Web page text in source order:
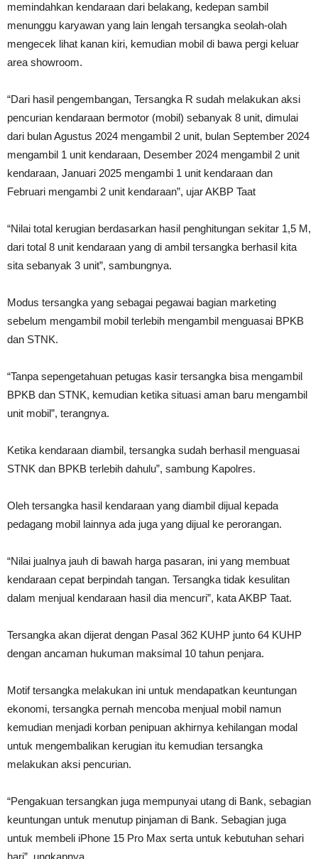
memindahkan kendaraan dari belakang, kedepan sambil
menunggu karyawan yang lain lengah tersangka seolah-olah
mengecek lihat kanan kiri, kemudian mobil di bawa pergi keluar
area showroom.
“Dari hasil pengembangan, Tersangka R sudah melakukan aksi
pencurian kendaraan bermotor (mobil) sebanyak 8 unit, dimulai
dari bulan Agustus 2024 mengambil 2 unit, bulan September 2024
mengambil 1 unit kendaraan, Desember 2024 mengambil 2 unit
kendaraan, Januari 2025 mengambi 1 unit kendaraan dan
Februari mengambi 2 unit kendaraan”, ujar AKBP Taat
“Nilai total kerugian berdasarkan hasil penghitungan sekitar 1,5 M,
dari total 8 unit kendaraan yang di ambil tersangka berhasil kita
sita sebanyak 3 unit”, sambungnya.
Modus tersangka yang sebagai pegawai bagian marketing
sebelum mengambil mobil terlebih mengambil menguasai BPKB
dan STNK.
“Tanpa sepengetahuan petugas kasir tersangka bisa mengambil
BPKB dan STNK, kemudian ketika situasi aman baru mengambil
unit mobil”, terangnya.
Ketika kendaraan diambil, tersangka sudah berhasil menguasai
STNK dan BPKB terlebih dahulu”, sambung Kapolres.
Oleh tersangka hasil kendaraan yang diambil dijual kepada
pedagang mobil lainnya ada juga yang dijual ke perorangan.
“Nilai jualnya jauh di bawah harga pasaran, ini yang membuat
kendaraan cepat berpindah tangan. Tersangka tidak kesulitan
dalam menjual kendaraan hasil dia mencuri”, kata AKBP Taat.
Tersangka akan dijerat dengan Pasal 362 KUHP junto 64 KUHP
dengan ancaman hukuman maksimal 10 tahun penjara.
Motif tersangka melakukan ini untuk mendapatkan keuntungan
ekonomi, tersangka pernah mencoba menjual mobil namun
kemudian menjadi korban penipuan akhirnya kehilangan modal
untuk mengembalikan kerugian itu kemudian tersangka
melakukan aksi pencurian.
“Pengakuan tersangkan juga mempunyai utang di Bank, sebagian
keuntungan untuk menutup pinjaman di Bank. Sebagian juga
untuk membeli iPhone 15 Pro Max serta untuk kebutuhan sehari